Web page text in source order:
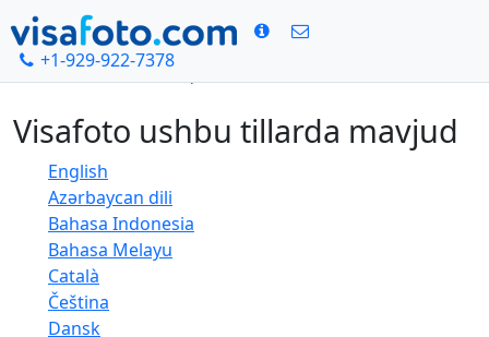
+1-929-922-7378
Bosh sahifa Boshqa tillar
Visafoto ushbu tillarda mavjud
English
Azərbaycan dili
Bahasa Indonesia
Bahasa Melayu
Català
Čeština
Dansk